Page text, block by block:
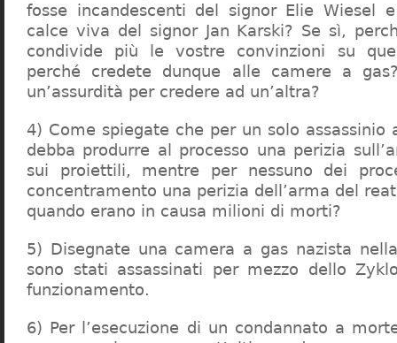
fosse incandescenti del signor Elie Wiesel
calce viva del signor Jan Karski? Se sì,
condivide più le vostre convinzioni su
perché credete dunque alle camere a
un’assurdità per credere ad un’altra?
4) Come spiegate che per un solo assassinio
debba produrre al processo una perizia
sui proiettili, mentre per nessuno dei
concentramento una perizia dell’arma del
quando erano in causa milioni di morti?
5) Disegnate una camera a gas nazista
sono stati assassinati per mezzo dello
funzionamento.
6) Per l’esecuzione di un condannato a